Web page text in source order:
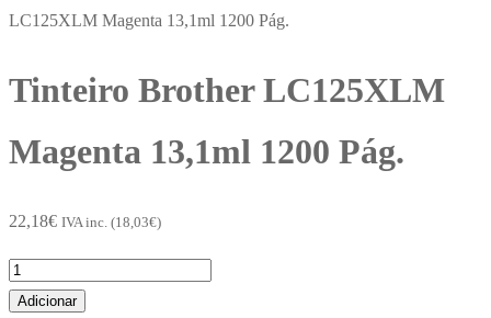
LC125XLM Magenta 13,1ml 1200 Pág.
Tinteiro Brother LC125XLM
Magenta 13,1ml 1200 Pág.
22,18€ IVA inc. (18,03€)
Quantidade
deAdicionar